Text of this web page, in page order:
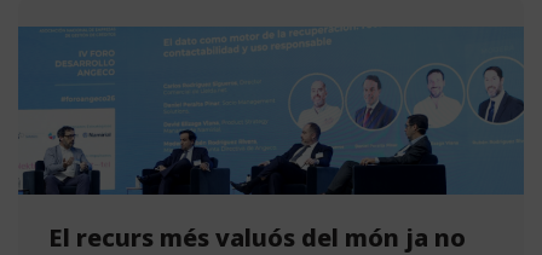
El recurs més valuós del món ja no